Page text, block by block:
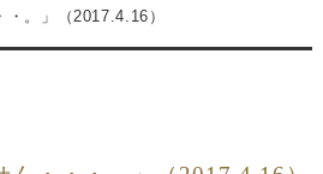
・。」（2017.4.16）